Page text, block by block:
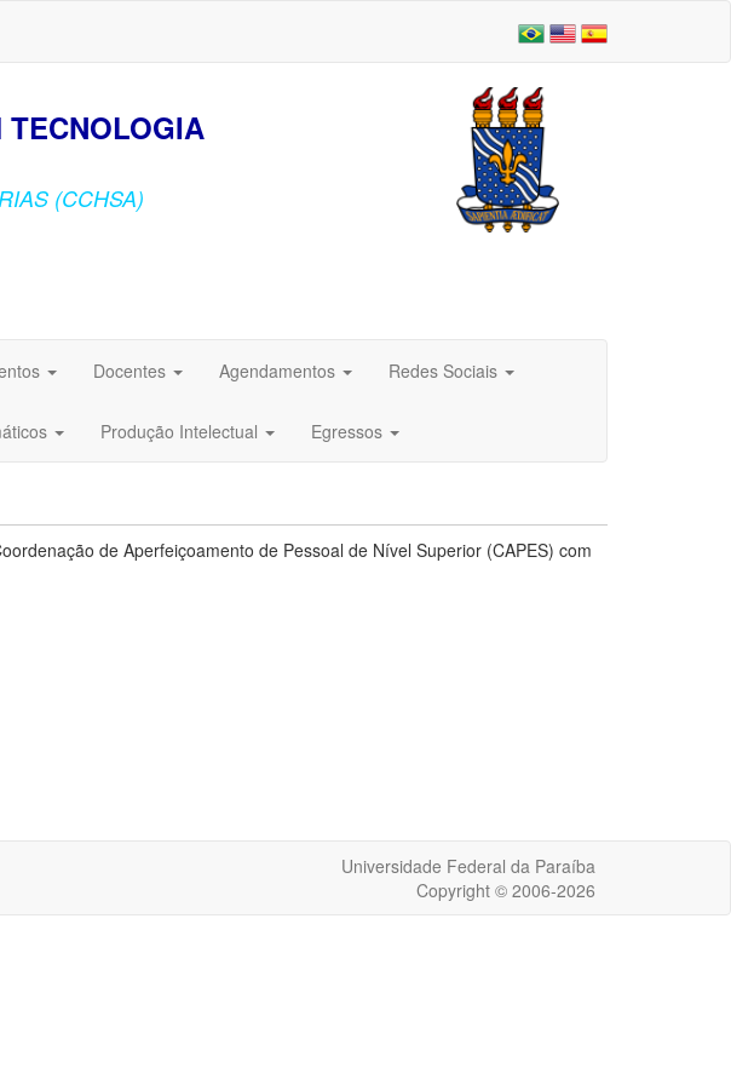
TECNOLOGIA
(CCHSA)
Docentes Agendamentos Redes Sociais
Produção Intelectual Egressos
de Aperfeiçoamento de Pessoal de Nível Superior (CAPES) com
Universidade Federal da Paraíba
Copyright © 2006-2026